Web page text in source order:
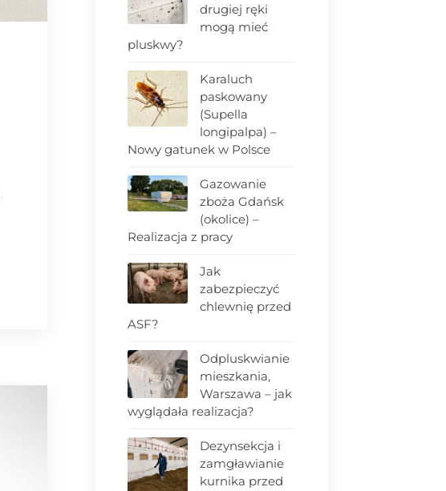
drugiej ręki
mogą mieć
pluskwy?
Karaluch
paskowany
(Supella
longipalpa) –
Nowy gatunek w Polsce
Gazowanie
zboża Gdańsk
(okolice) –
Realizacja z pracy
Jak
zabezpieczyć
chlewnię przed
ASF?
Odpluskwianie
mieszkania,
Warszawa – jak
wyglądała realizacja?
Dezynsekcja i
zamgławianie
kurnika przed